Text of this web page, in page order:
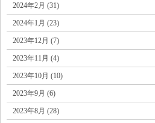
2024年2月 (31)
2024年1月 (23)
2023年12月 (7)
2023年11月 (4)
2023年10月 (10)
2023年9月 (6)
2023年8月 (28)